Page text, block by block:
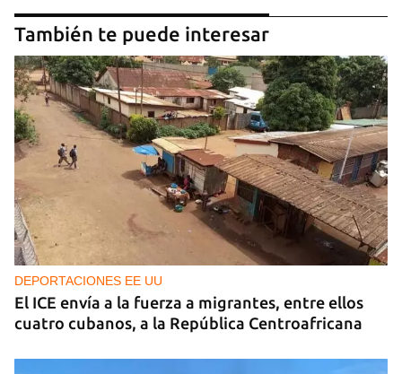
También te puede interesar
DEPORTACIONES EE UU
El ICE envía a la fuerza a migrantes, entre ellos
cuatro cubanos, a la República Centroafricana